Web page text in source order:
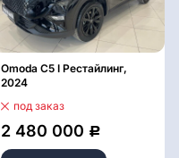
Omoda C5 I Рестайлинг,
2024
под заказ
2 480 000 Р